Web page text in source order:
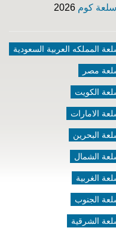
سلعة كوم
المملكه العربية السعودية
مصر
الكويت
الامارات
البحرين
الشمال
الغربية
الجنوب
الشرقية